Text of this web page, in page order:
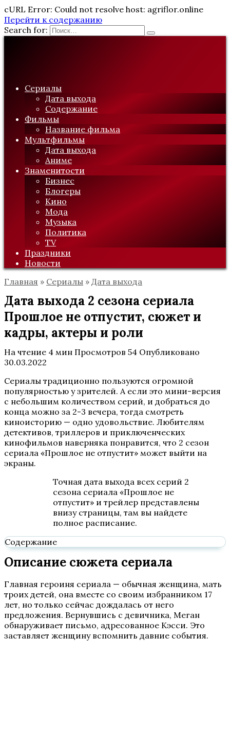
cURL Error: Could not resolve host: agriflor.online
Перейти к содержанию
Search for:
Сериалы
Дата выхода
Содержание
Фильмы
Название фильма
Мультфильмы
Дата выхода
Аниме
Знаменитости
Бизнес
Блогеры
Кино
Мода
Музыка
Политика
TV
Праздники
Новости
Главная » Сериалы » Дата выхода
Дата выхода 2 сезона сериала
Прошлое не отпустит, сюжет и
кадры, актеры и роли
На чтение 4 мин Просмотров 54 Опубликовано
30.03.2022
Сериалы традиционно пользуются огромной
популярностью у зрителей. А если это мини-версия
с небольшим количеством серий, и добраться до
конца можно за 2-3 вечера, тогда смотреть
киноисторию — одно удовольствие. Любителям
детективов, триллеров и приключенческих
кинофильмов наверняка понравится, что 2 сезон
сериала «Прошлое не отпустит» может выйти на
экраны.
Точная дата выхода всех серий 2
сезона сериала «Прошлое не
отпустит» и трейлер представлены
внизу страницы, там вы найдете
полное расписание.
Содержание
Описание сюжета сериала
Главная героиня сериала — обычная женщина, мать
троих детей, она вместе со своим избранником 17
лет, но только сейчас дождалась от него
предложения. Вернувшись с девичника, Меган
обнаруживает письмо, адресованное Кэсси. Это
заставляет женщину вспомнить давние события.